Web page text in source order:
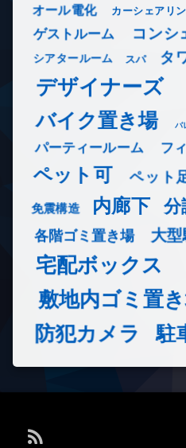
オール電化 カーシェアリ
ゲストルーム コンシ
シアタールーム スパ タ
デザイナーズ
バイク置き場 バ
パーティールーム フ
ペット可 ペット
免震構造 内廊下 分
各階ゴミ置き場 大
宅配ボックス
敷地内ゴミ置
防犯カメラ 駐
RSS